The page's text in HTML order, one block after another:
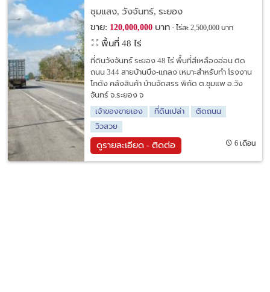
สำหรับทำ โรงงาน โกดัง คลังสินค้า บ้าน
ชุมแสง, วังจันทร์, ระยอง
ขาย: 120,000,000บาท ไร่ละ 2,500,000 บาท
พื้นที่ 48 ไร่
ที่ดินวังจันทร์ ระยอง 48 ไร่ พื้นที่สีเหลืองอ่อน ติด
ถนน 344 สายบ้านบึง-แกลง เหมาะสำหรับทำ โรงงาน
โกดัง คลังสินค้า บ้านจัดสรร พิกัด ต.ชุมแพ อ.วัง
จันทร์ จ.ระยอง จ
เจ้าของขายเอง
ที่ดินเปล่า
ติดถนน
วิวสวย
ดูรายละเอียด - ติดต่อ 6 เดือน